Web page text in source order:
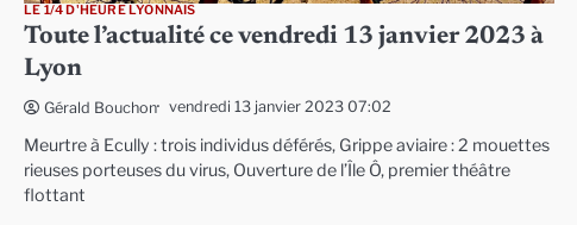
LE 1/4 D'HEURE LYONNAIS
Toute l’actualité ce vendredi 13 janvier 2023 à
Lyon
Gérald Bouchon vendredi 13 janvier 2023 07:02
Meurtre à Ecully : trois individus déférés, Grippe aviaire : 2 mouettes
rieuses porteuses du virus, Ouverture de l’Île Ô, premier théâtre
flottant